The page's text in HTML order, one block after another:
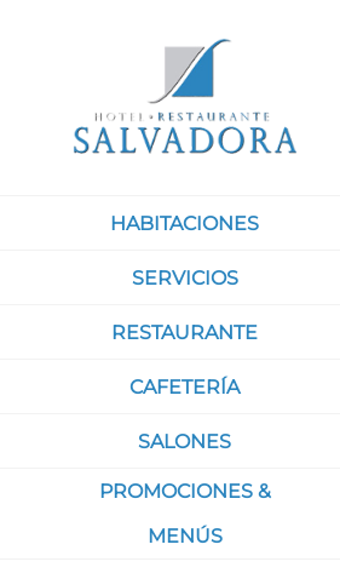
HABITACIONES
SERVICIOS
RESTAURANTE
CAFETERÍA
SALONES
PROMOCIONES &
MENÚS